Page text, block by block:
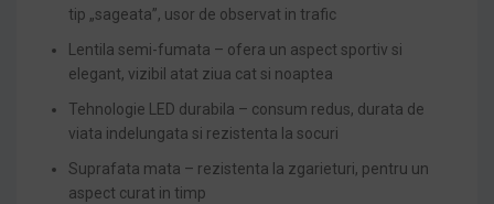
tip „sageata”, usor de observat in trafic
Lentila semi-fumata – ofera un aspect sportiv si
elegant, vizibil atat ziua cat si noaptea
Tehnologie LED durabila – consum redus, durata de
viata indelungata si rezistenta la socuri
Suprafata mata – rezistenta la zgarieturi, pentru un
aspect curat in timp